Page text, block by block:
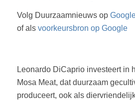
Volg Duurzaamnieuws op
of als voorkeursbron op Google
Leonardo DiCaprio investeert in
Mosa Meat, dat duurzaam
produceert, ook als